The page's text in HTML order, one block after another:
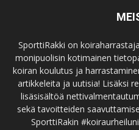
SporttiRakki on
monipuolisin kotimainen
koiran koulutus ja
artikkeleita ja uutisia! Lisäksi
lisäsisältöä
sekä tavoitteiden
SporttiRakin